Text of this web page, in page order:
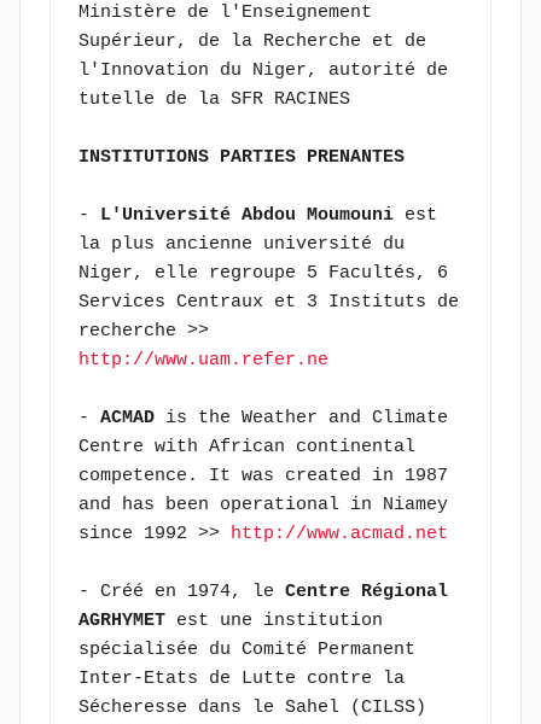
Ministère de l'Enseignement
Supérieur, de la Recherche et de
l'Innovation du Niger, autorité de
tutelle de la SFR RACINES
INSTITUTIONS PARTIES PRENANTES
- L'Université Abdou Moumouni est
la plus ancienne université du
Niger, elle regroupe 5 Facultés, 6
Services Centraux et 3 Instituts de
recherche >>
http://www.uam.refer.ne
- ACMAD is the Weather and Climate
Centre with African continental
competence. It was created in 1987
and has been operational in Niamey
since 1992 >> http://www.acmad.net
- Créé en 1974, le Centre Régional
AGRHYMET est une institution
spécialisée du Comité Permanent
Inter-Etats de Lutte contre la
Sécheresse dans le Sahel (CILSS)